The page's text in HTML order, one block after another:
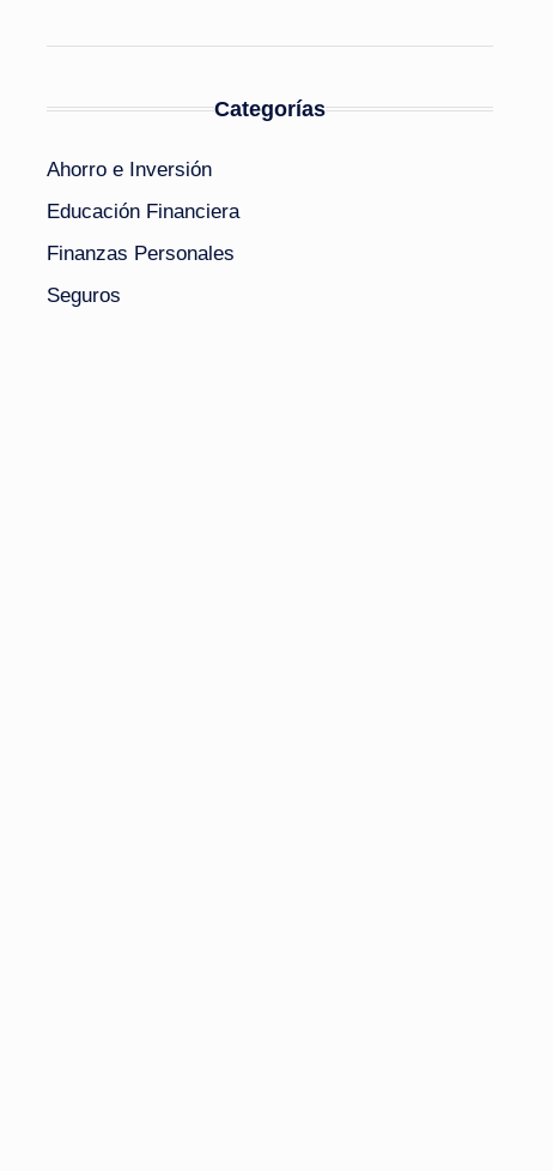
Categorías
Ahorro e Inversión
Educación Financiera
Finanzas Personales
Seguros